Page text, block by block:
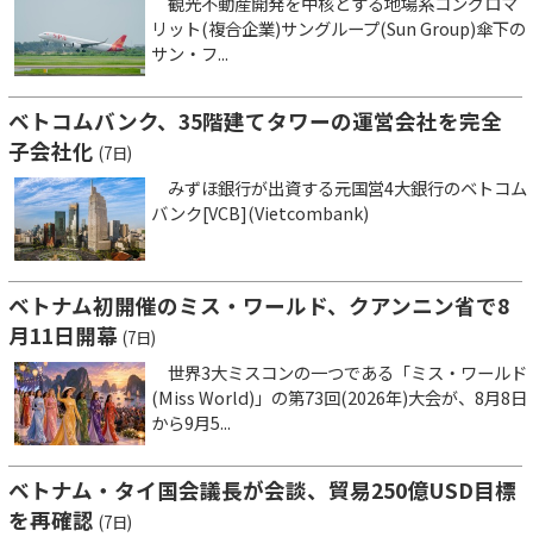
リット(複合企業)サングループ(Sun Group)傘下の
サン・フ...
ベトコムバンク、35階建てタワーの運営会社を完全
子会社化 (7日)
みずほ銀行が出資する元国営4大銀行のベトコム
バンク[VCB](Vietcombank)
ベトナム初開催のミス・ワールド、クアンニン省で8
月11日開幕 (7日)
世界3大ミスコンの一つである「ミス・ワールド
(Miss World)」の第73回(2026年)大会が、8月8日
から9月5...
ベトナム・タイ国会議長が会談、貿易250億USD目標
を再確認 (7日)